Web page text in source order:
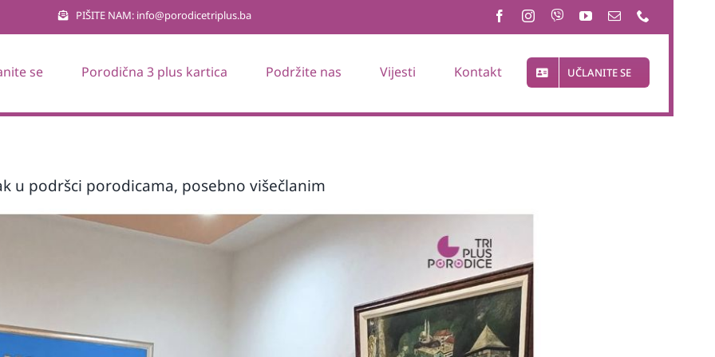
PIŠITE NAM: info@porodicetriplus.ba
se Porodična 3 plus kartica Podržite nas Vijesti Kontakt UČLANITE SE
u podršci porodicama, posebno višečlanim